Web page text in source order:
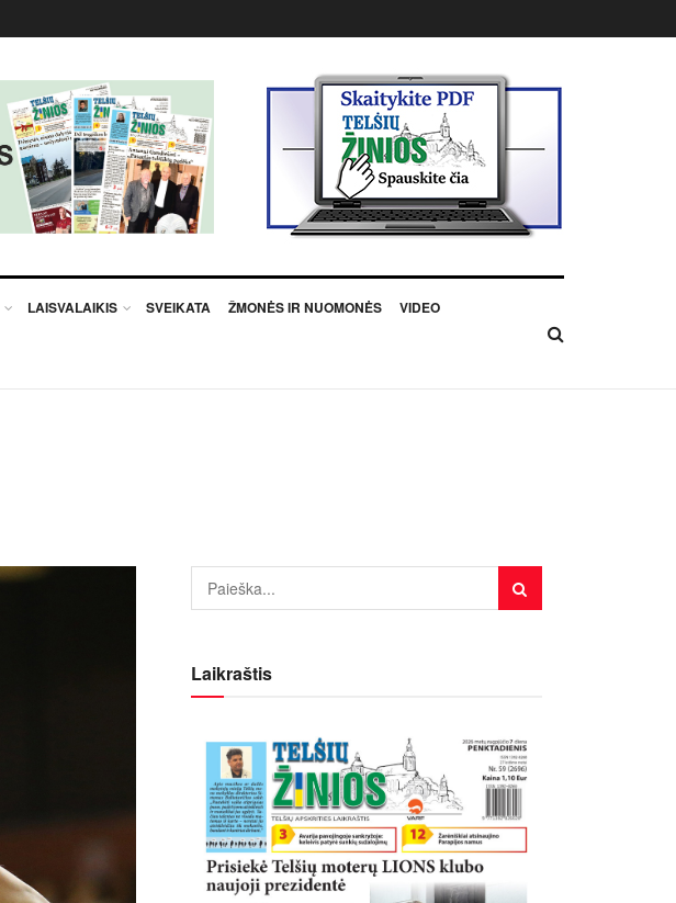
LAISVALAIKIS SVEIKATA ŽMONĖS IR NUOMONĖS VIDEO
Laikraštis